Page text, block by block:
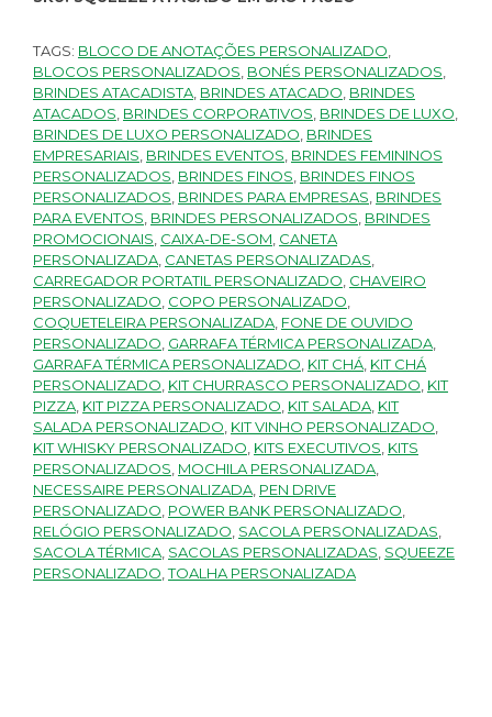
TAGS: BLOCO DE ANOTAÇÕES PERSONALIZADO
BLOCOS PERSONALIZADOS BONÉS PERSONALIZADOS
BRINDES ATACADISTA BRINDES ATACADO BRINDES
ATACADOS BRINDES CORPORATIVOS BRINDES DE LUXO
BRINDES DE LUXO PERSONALIZADO BRINDES
EMPRESARIAIS BRINDES EVENTOS BRINDES FEMININOS
PERSONALIZADOS BRINDES FINOS BRINDES FINOS
PERSONALIZADOS BRINDES PARA EMPRESAS BRINDES
PARA EVENTOS BRINDES PERSONALIZADOS BRINDES
PROMOCIONAIS CAIXA-DE-SOM CANETA
PERSONALIZADA CANETAS PERSONALIZADAS
CARREGADOR PORTATIL PERSONALIZADO CHAVEIRO
PERSONALIZADO COPO PERSONALIZADO
COQUETELEIRA PERSONALIZADA FONE DE OUVIDO
PERSONALIZADO GARRAFA TÉRMICA PERSONALIZADA
GARRAFA TÉRMICA PERSONALIZADO KIT CHÁ KIT CHÁ
PERSONALIZADO KIT CHURRASCO PERSONALIZADO KIT
PIZZA KIT PIZZA PERSONALIZADO KIT SALADA KIT
SALADA PERSONALIZADO KIT VINHO PERSONALIZADO
KIT WHISKY PERSONALIZADO KITS EXECUTIVOS KITS
PERSONALIZADOS MOCHILA PERSONALIZADA
NECESSAIRE PERSONALIZADA PEN DRIVE
PERSONALIZADO POWER BANK PERSONALIZADO
RELÓGIO PERSONALIZADO SACOLA PERSONALIZADAS
SACOLA TÉRMICA SACOLAS PERSONALIZADAS SQUEEZE
PERSONALIZADO ,TOALHA PERSONALIZADA